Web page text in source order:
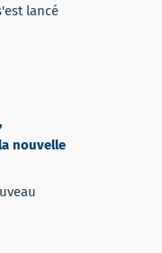
lancé
nouvelle